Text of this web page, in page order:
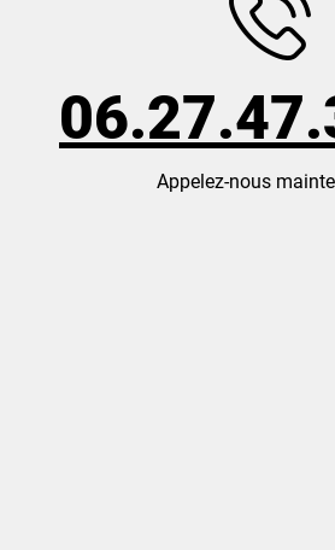
Appelez-nous